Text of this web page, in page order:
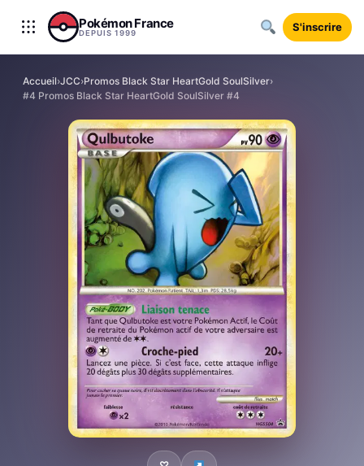
Aller au contenu
Pokémon France
DEPUIS 1999 S'inscrire
Accueil›JCC›Promos Black Star HeartGold SoulSilver›
#4 Promos Black Star HeartGold SoulSilver #4